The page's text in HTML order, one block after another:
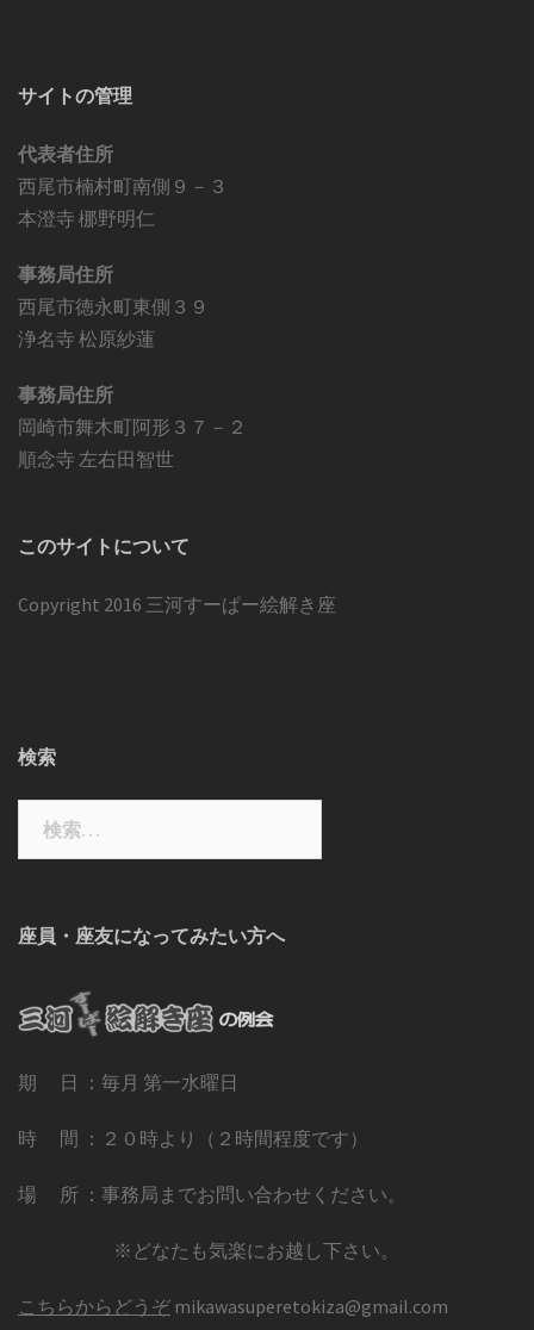
サイトの管理
代表者住所
西尾市楠村町南側９－３
本澄寺 梛野明仁
事務局住所
西尾市徳永町東側３９
浄名寺 松原紗蓮
事務局住所
岡崎市舞木町阿形３７－２
順念寺 左右田智世
このサイトについて
Copyright 2016 三河すーぱー絵解き座
検索
座員・座友になってみたい方へ
期 日 ：毎月 第一水曜日
時 間 ：２０時より（２時間程度です）
場 所 ：事務局までお問い合わせください。
※どなたも気楽にお越し下さい。
こちらからどうぞ mikawasuperetokiza@gmail.com